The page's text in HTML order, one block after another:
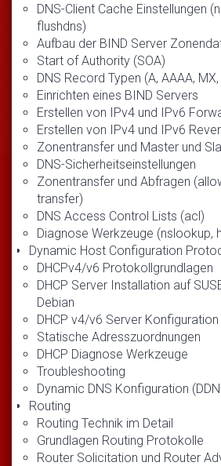
DNS-Client Cache Einstellungen
flushdns)
Aufbau der BIND Server
Start of Authority (SOA)
DNS Record Typen (A, AAAA, MX,
Einrichten eines BIND Servers
Erstellen von IPv4 und IPv6
Erstellen von IPv4 und IPv6
Zonentransfer und Master und
DNS-Sicherheitseinstellungen
Zonentransfer und Abfragen
transfer)
DNS Access Control Lists (acl)
Diagnose Werkzeuge (nslookup,
Dynamic Host Configuration
DHCPv4/v6 Protokollgrundlagen
DHCP Server Installation auf
Debian
DHCP v4/v6 Server Konfiguration
Statische Adresszuordnungen
DHCP Diagnose Werkzeuge
Troubleshooting
Dynamic DNS Konfiguration
Routing
Routing Technik im Detail
Grundlagen Routing Protokolle
Router Solicitation und Router